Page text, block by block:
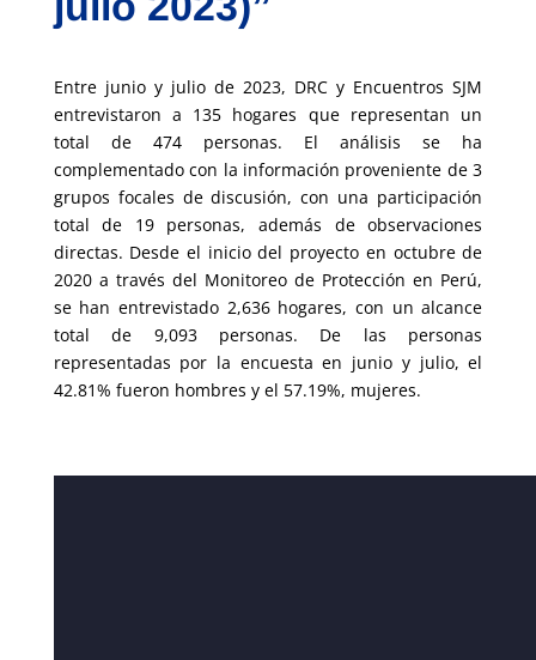
Entre junio y julio de 2023, DRC y Encuentros SJM
entrevistaron a 135 hogares que representan un
total de 474 personas. El análisis se ha
complementado con la información proveniente de 3
grupos focales de discusión, con una participación
total de 19 personas, además de observaciones
directas. Desde el inicio del proyecto en octubre de
2020 a través del Monitoreo de Protección en Perú,
se han entrevistado 2,636 hogares, con un alcance
total de 9,093 personas. De las personas
representadas por la encuesta en junio y julio, el
42.81% fueron hombres y el 57.19%, mujeres.